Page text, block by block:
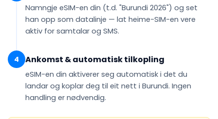
Namngje eSIM-en din (t.d. "Burundi 2026") og set
han opp som datalinje — lat heime-SIM-en vere
aktiv for samtalar og SMS.
4 Ankomst & automatisk tilkopling
eSIM-en din aktiverer seg automatisk i det du
landar og koplar deg til eit nett i Burundi. Ingen
handling er nødvendig.